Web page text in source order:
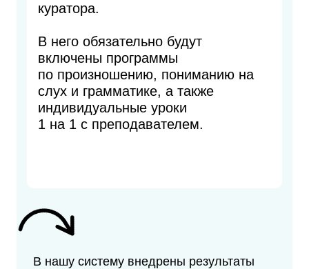
куратора.
В него обязательно будут
включены программы
по произношению, пониманию на
слух и грамматике, а также
индивидуальные уроки
1 на 1 с преподавателем.
В нашу систему внедрены результаты